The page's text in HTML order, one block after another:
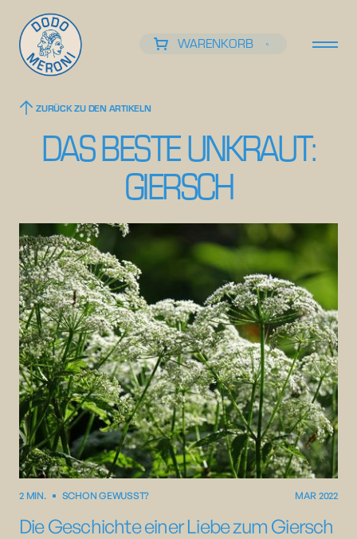
WARENKORB 0
ZURÜCK ZU DEN ARTIKELN
DAS BESTE UNKRAUT:
GIERSCH
2 MIN. SCHON GEWUSST? MAR 2022
Die Geschichte einer Liebe zum Giersch